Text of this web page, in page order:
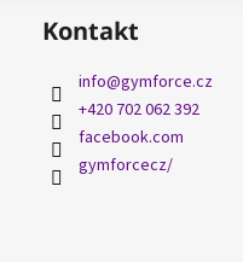
Kontakt
info@gymforce.cz
+420 702 062 392
facebook.com
gymforcecz/